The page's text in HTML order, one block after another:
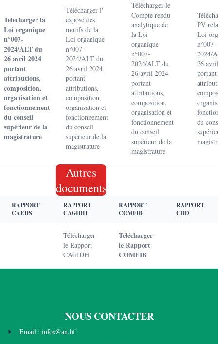
Télécharger la
Loi organique
n°007-
2024/ALT du
26 avril 2024
portant
attributions,
composition,
organisation et
fonctionnement
du conseil
supérieur de la
magistrature
Télécharger l'
exposé des
motifs de la
Loi organique
n°007-
2024/ALT du
26 avril 2024
portant
attributions,
composition,
organisation et
fonctionnement
du conseil
supérieur de la
magistrature
Télécharger le
Compte rendu
analytique de
la Loi
organique
n°007-
2024/ALT du
26 avril 2024
portant
attributions,
composition,
organisation et
fonctionnement
du conseil
supérieur de la
magistrature
PV
Loi
n°007-
2024/
26
portant
du
Autres
documents
RAPPORT
CAEDS
RAPPORT
CAGIDH
RAPPORT
COMFIB
RAPPORT
CDD
Télécharger
le Rapport
CAGIDH
Télécharger
le Rapport
COMFIB
NOUS CONTACTER
Email : infos@an.bf